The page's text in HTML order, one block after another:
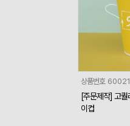
상품번호
[주문제작] 고
이컵